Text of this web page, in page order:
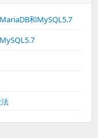
和MySQL5.7